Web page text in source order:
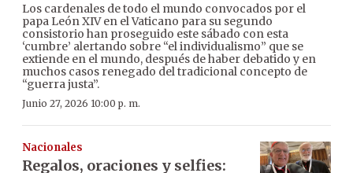
Los cardenales de todo el mundo convocados por el
papa León XIV en el Vaticano para su segundo
consistorio han proseguido este sábado con esta
‘cumbre’ alertando sobre “el individualismo” que se
extiende en el mundo, después de haber debatido y en
muchos casos renegado del tradicional concepto de
“guerra justa”.
Junio 27, 2026 10:00 p. m.
Nacionales
Regalos, oraciones y selfies: